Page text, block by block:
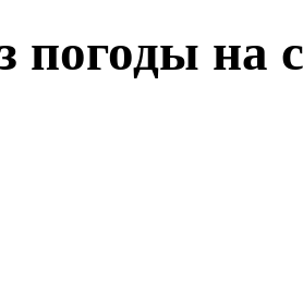
погоды на